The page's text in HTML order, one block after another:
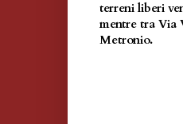
terreni liberi
mentre tra Via
Metronio.